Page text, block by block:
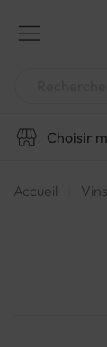
contenu
Choisir
Accueil Vins